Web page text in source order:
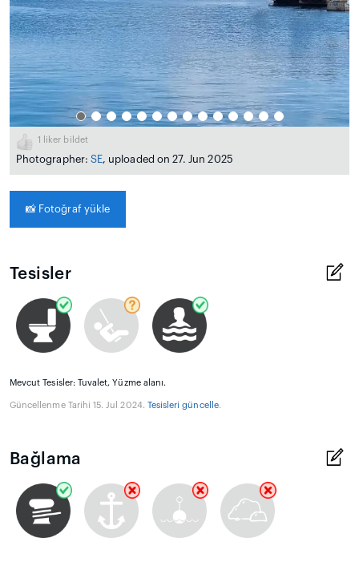
1 liker bildet
Photographer: SE, uploaded on 27. Jun 2025
📸 Fotoğraf yükle
Tesisler
Mevcut Tesisler: Tuvalet, Yüzme alanı.
Güncellenme Tarihi 15. Jul 2024. Tesisleri güncelle.
Bağlama